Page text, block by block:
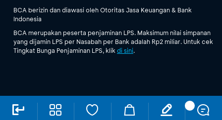
BCA berizin dan diawasi oleh Otoritas Jasa Keuangan & Bank
Indonesia
BCA merupakan peserta penjaminan LPS. Maksimum nilai simpanan
yang dijamin LPS per Nasabah per Bank adalah Rp2 miliar. Untuk cek
Tingkat Bunga Penjaminan LPS, klik di sini.